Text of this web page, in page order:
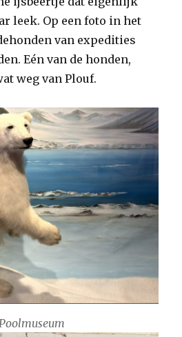
leek. Op een foto in het
van expedities
Eén van de honden,
weg van Plouf.